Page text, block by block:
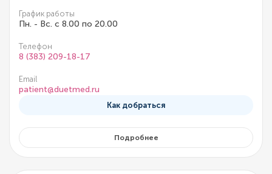
График работы
Пн. - Вс. с 8.00 по 20.00
Телефон
8 (383) 209-18-17
Email
patient@duetmed.ru
Как добраться
Подробнее